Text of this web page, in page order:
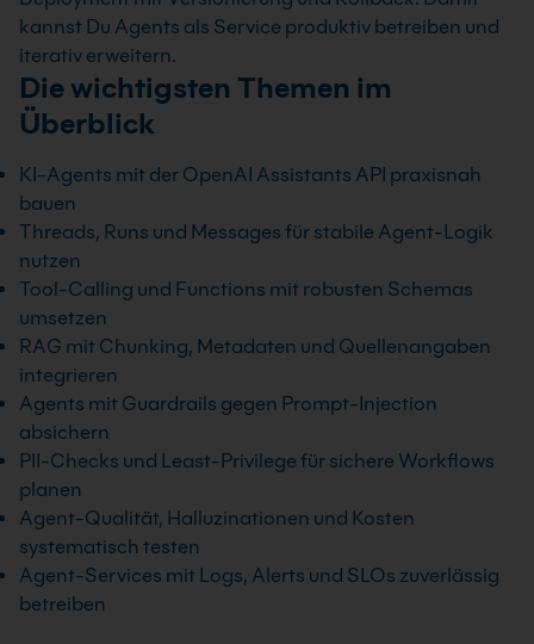
kannst Du Agents als Service produktiv betreiben und
iterativ erweitern.
Die wichtigsten Themen im
Überblick
KI-Agents mit der OpenAI Assistants API praxisnah
bauen
Threads, Runs und Messages für stabile Agent-Logik
nutzen
Tool-Calling und Functions mit robusten Schemas
umsetzen
RAG mit Chunking, Metadaten und Quellenangaben
integrieren
Agents mit Guardrails gegen Prompt-Injection
absichern
PII-Checks und Least-Privilege für sichere Workflows
planen
Agent-Qualität, Halluzinationen und Kosten
systematisch testen
Agent-Services mit Logs, Alerts und SLOs zuverlässig
betreiben